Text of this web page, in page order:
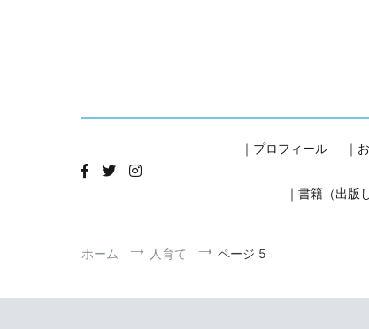
｜プロフィール ｜
｜書籍（出版
ホーム 人育て ページ 5